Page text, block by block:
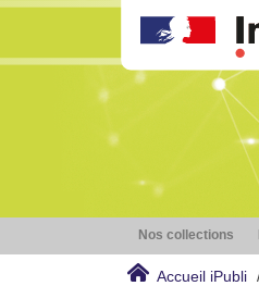
Nos collections
Accueil iPubli